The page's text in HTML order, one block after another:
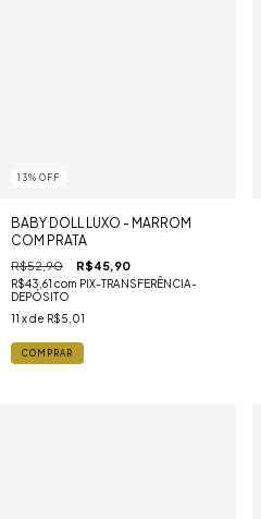
13% OFF
BABY DOLL LUXO - MARROM
COM PRATA
R$52,90 R$45,90
R$43,61 com PIX-TRANSFERÊNCIA-
DEPÓSITO
11 x de R$5,01
COMPRAR